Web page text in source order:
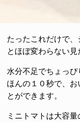
たったこれだけで
とほぼ変わらない見
水分不足でちょっぴ
ほんの１０秒で、
とができます。
ミニトマトは大容